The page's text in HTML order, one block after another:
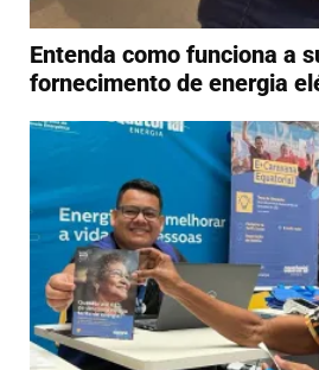
Entenda como funciona a
fornecimento de energia